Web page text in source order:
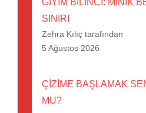
SINIRI
Zehra Kılıç tarafından
5 Ağustos 2026
ÇİZİME BAŞLAMAK
MU?